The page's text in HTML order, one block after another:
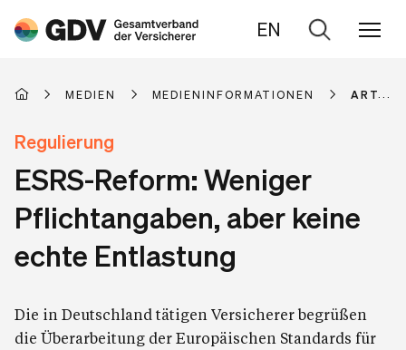
EN
Zur
MEDIEN MEDIENINFORMATIONEN
Regulierung
ESRS-Reform: Weniger
Pflichtangaben, aber keine
echte Entlastung
Die in Deutschland tätigen Versicherer begrüßen
die Überarbeitung der Europäischen Standards für